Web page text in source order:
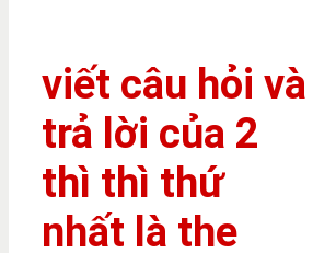
viết câu hỏi và
trả lời của 2
thì thì thứ
nhất là the